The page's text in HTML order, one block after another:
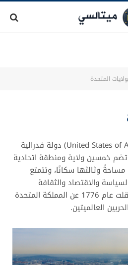
المتحدة
الولايات المتحدة (United States of America) دولة فدرالية
تضم خمسين ولاية ومنطقة اتحادية
وثالثها سكانًا، وتتمتع
والاقتصاد والثقافة
والعلوم والتكنولوجيا. استقلت عام 1776 عن المملكة المتحدة
العالميتين.